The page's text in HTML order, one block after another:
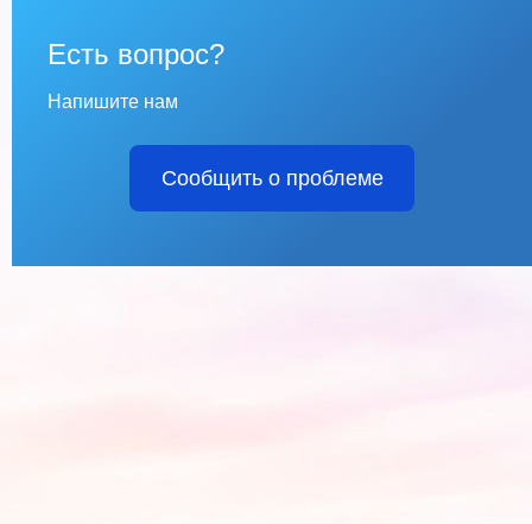
Есть вопрос?
Напишите нам
Сообщить о проблеме